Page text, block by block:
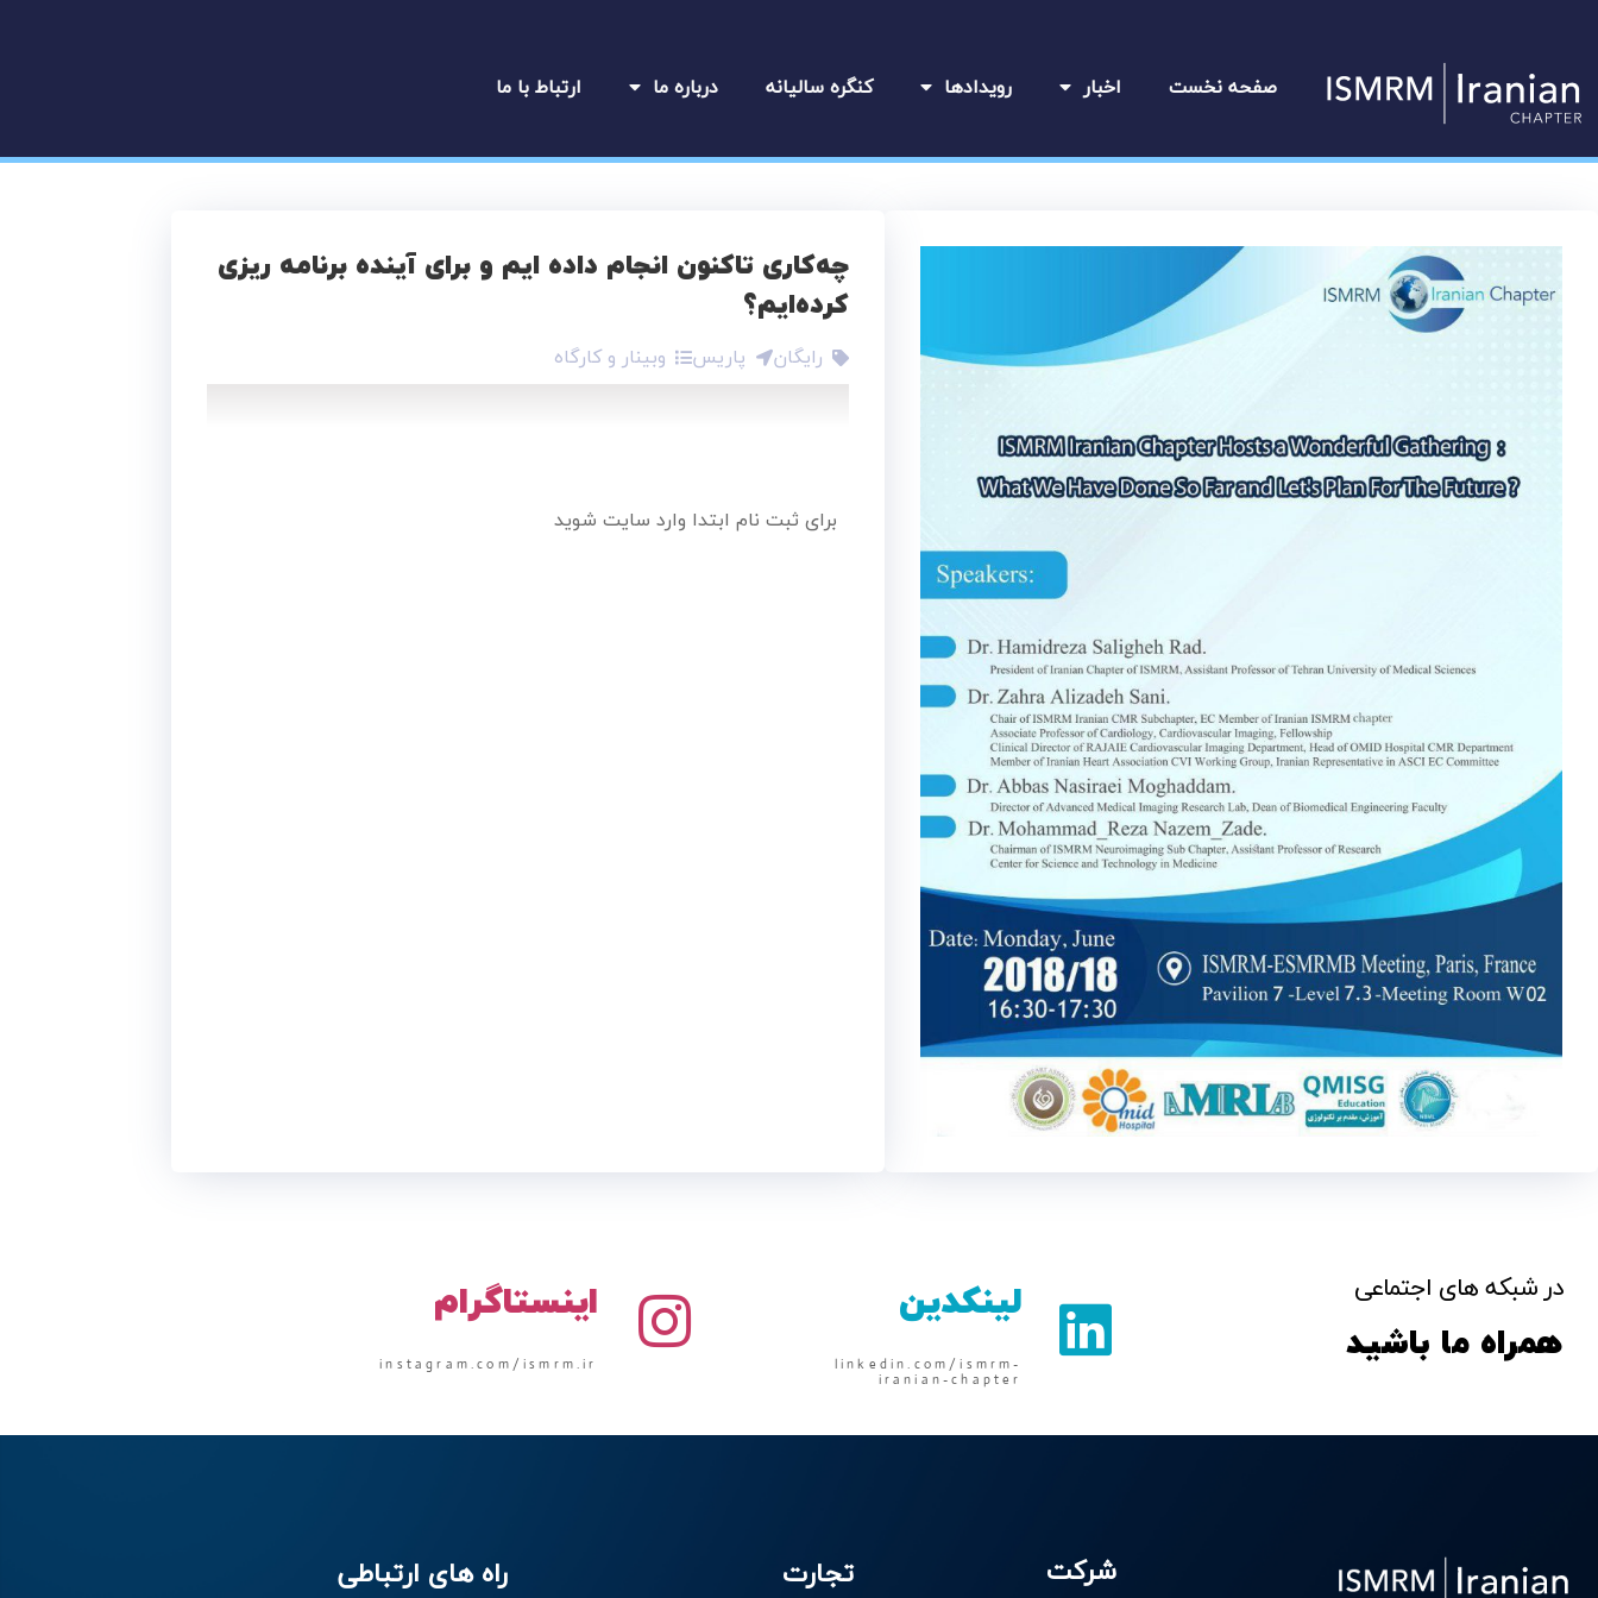
صفحه نخست اخبار رویدادها کنگره سالیانه درباره ما ارتباط با ما
چه‌کاری تاکنون انجام داده ایم و برای آینده برنامه ریزی
کرده‌ایم؟
رایگان پاریس وبینار و کارگاه
برای ثبت نام ابتدا وارد سایت شوید
در شبکه های اجتماعی
همراه ما باشید
لینکدین
linkedin.com/ismrm-
iranian-chapter
اینستاگرام
instagram.com/ismrm.ir
شرکت تجارت راه های ارتباطی